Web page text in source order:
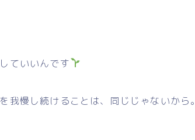
ていいんです
慢し続けることは、同じじゃないから。